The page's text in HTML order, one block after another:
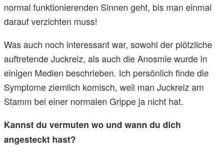
normal funktionierenden Sinnen geht, bis man einmal
darauf verzichten muss!
Was auch noch interessant war, sowohl der plötzliche
auftretende Juckreiz, als auch die Anosmie wurde in
einigen Medien beschrieben. Ich persönlich finde die
Symptome ziemlich komisch, weil man Juckreiz am
Stamm bei einer normalen Grippe ja nicht hat.
Kannst du vermuten wo und wann du dich
angesteckt hast?